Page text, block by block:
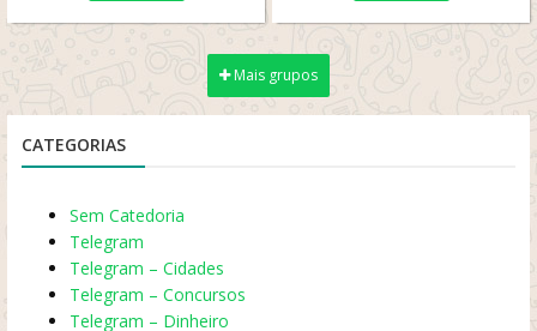
Mais grupos
CATEGORIAS
Sem Catedoria
Telegram
Telegram – Cidades
Telegram – Concursos
Telegram – Dinheiro